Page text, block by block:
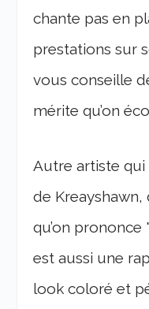
chante pas en
prestations sur
vous conseille
mérite qu’on
Autre artiste qui
de
qu’on prononce
est aussi une
look coloré et